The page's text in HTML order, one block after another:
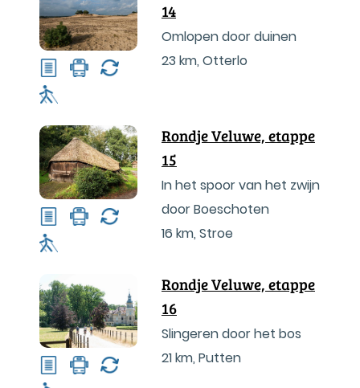
14
Omlopen door duinen
23 km, Otterlo
Rondje Veluwe, etappe
15
In het spoor van het zwijn
door Boeschoten
16 km, Stroe
Rondje Veluwe, etappe
16
Slingeren door het bos
21 km, Putten